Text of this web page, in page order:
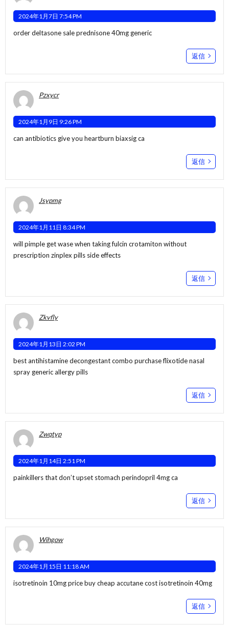
2024年1月7日 7:54 PM
order deltasone saleprednisone 40mg generic
返信
Pzxycr
2024年1月9日 9:26 PM
can antibiotics give you heartburn biaxsig ca
返信
Jsypmg
2024年1月11日 8:34 PM
will pimple get wase when taking fulcin crotamiton without
prescription zinplex pills side effects
返信
Zkvfly
2024年1月13日 2:02 PM
best antihistamine decongestant combo purchase flixotide nasal
spray generic allergy pills
返信
Zwqtyp
2024年1月14日 2:51 PM
painkillers that don’t upset stomach perindopril 4mg ca
返信
Wihgow
2024年1月15日 11:18 AM
isotretinoin 10mg pricebuy cheap accutanecost isotretinoin 40mg
返信